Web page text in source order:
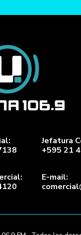
Jefatura
+595 21
E-mail: